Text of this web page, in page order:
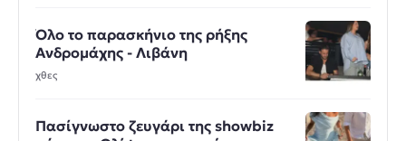
Όλο το παρασκήνιο της ρήξης
Ανδρομάχης - Λιβάνη
χθες
Πασίγνωστο ζευγάρι της showbiz